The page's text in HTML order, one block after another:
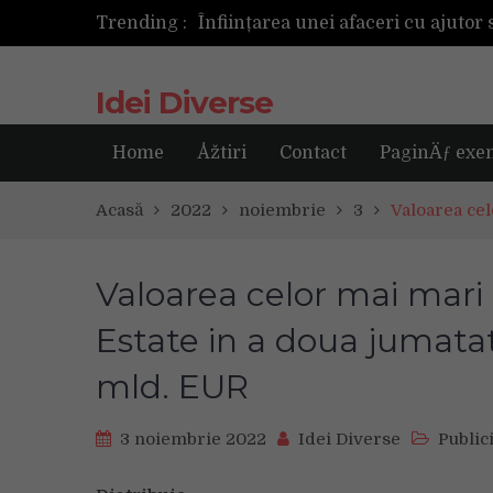
Trending :
Următoarea fotografie poate fi
Idei Diverse
Home Åžtiri Contact PaginÄƒ
Acasă 2022 noiembrie 3 Valoarea
Valoarea celor mai
Estate in a doua
mld. EUR
3 noiembrie 2022 Idei Diverse